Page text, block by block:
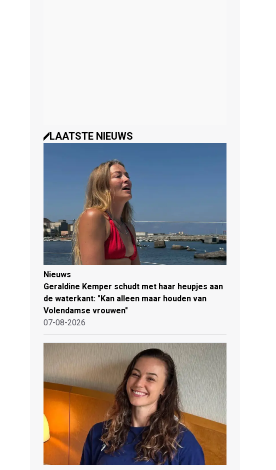
LAATSTE NIEUWS
Nieuws
Geraldine Kemper schudt met haar heupjes aan
de waterkant: "Kan alleen maar houden van
Volendamse vrouwen"
07-08-2026